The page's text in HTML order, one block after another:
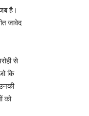
है।
जावेद
से
कि
को